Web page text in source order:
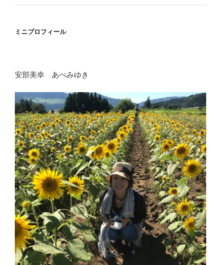
ミニプロフィール
安部美幸 あべみゆき